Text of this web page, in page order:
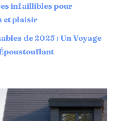
infaillibles pour
et plaisir
de 2025 : Un Voyage